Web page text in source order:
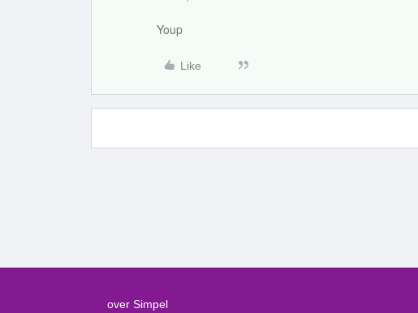
Youp
Like
over Simpel